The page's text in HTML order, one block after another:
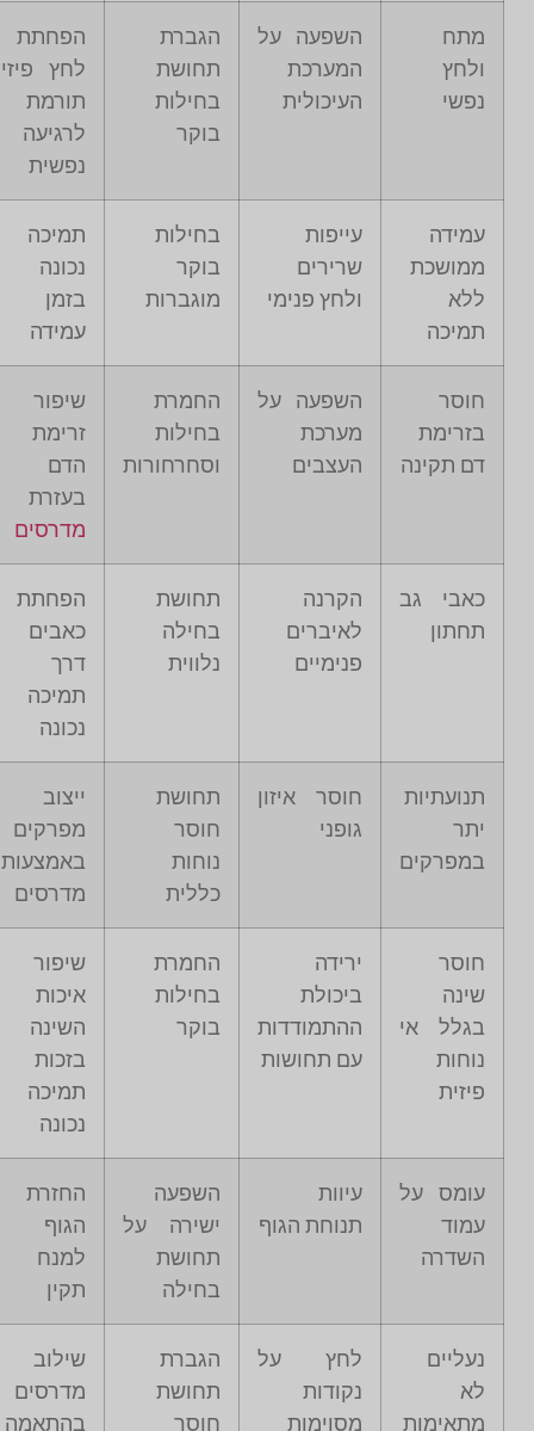
מתח
ולחץ
נפשי
השפעה על
המערכת
העיכולית
הגברת
תחושת
בחילות
בוקר
הפחתת
לחץ פיזי
תורמת
לרגיעה
נפשית
עמידה
ממושכת
ללא
תמיכה
עייפות
שרירים
ולחץ פנימי
בחילות
בוקר
מוגברות
תמיכה
נכונה
בזמן
עמידה
חוסר
בזרימת
דם תקינה
השפעה על
מערכת
העצבים
החמרת
בחילות
וסחרחורות
שיפור
זרימת
הדם
בעזרת
מדרסים
כאבי גב
תחתון
הקרנה
לאיברים
פנימיים
תחושת
בחילה
נלווית
הפחתת
כאבים
דרך
תמיכה
נכונה
תנועתיות
יתר
במפרקים
חוסר איזון
גופני
תחושת
חוסר
נוחות
כללית
ייצוב
מפרקים
באמצעות
מדרסים
חוסר
שינה
בגלל אי
נוחות
פיזית
ירידה
ביכולת
ההתמודדות
עם תחושות
החמרת
בחילות
בוקר
שיפור
איכות
השינה
בזכות
תמיכה
נכונה
עומס על
עמוד
השדרה
עיוות
תנוחת הגוף
השפעה
ישירה על
תחושת
בחילה
החזרת
הגוף
למנח
תקין
נעליים
לא
מתאימות
לחץ על
נקודות
מסוימות
הגברת
תחושת
חוסר
שילוב
מדרסים
בהתאמה